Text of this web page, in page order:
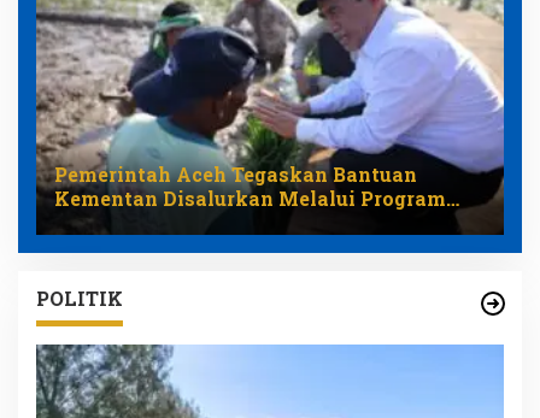
Pemerintah Aceh Tegaskan Bantuan
Kementan Disalurkan Melalui Program
Pemulihan Pertanian
POLITIK